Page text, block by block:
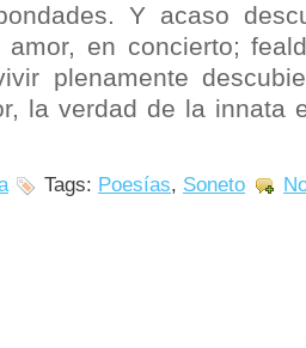
Y acaso
amor, en concierto;
plenamente
la verdad de la innata
Tags: Poesías, Soneto